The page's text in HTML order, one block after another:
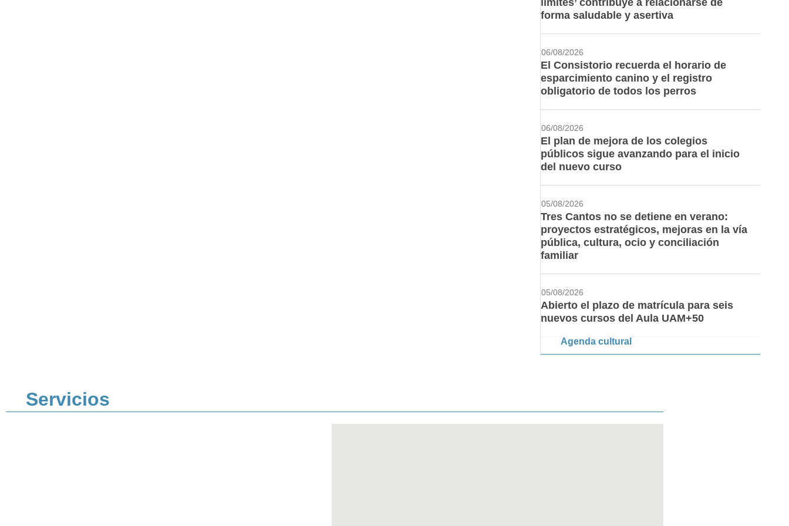
límites’ contribuye a relacionarse de
forma saludable y asertiva
06/08/2026
El Consistorio recuerda el horario de
esparcimiento canino y el registro
obligatorio de todos los perros
06/08/2026
El plan de mejora de los colegios
públicos sigue avanzando para el inicio
del nuevo curso
05/08/2026
Tres Cantos no se detiene en verano:
proyectos estratégicos, mejoras en la vía
pública, cultura, ocio y conciliación
familiar
05/08/2026
Abierto el plazo de matrícula para seis
nuevos cursos del Aula UAM+50
Agenda cultural
Servicios